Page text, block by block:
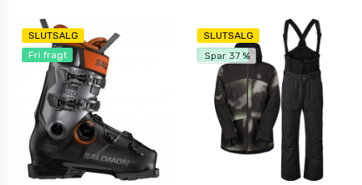
SLUTSALG
Fri fragt
SLUTSALG
Fri fragt
Spar 37 %